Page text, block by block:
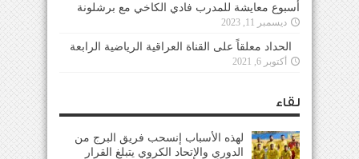
أسبوع معايشة للمدرب فادي الكاخي مع برشلونة
ديسمبر 11, 2023
الحداد معلقاً على القناة العراقية الرياضية الرابعة
أكتوبر 6, 2021
لقاء
لهذه الأسباب إنسحب فريق البرج من
الدوري والإتحاد الكروي يتبلغ القرار